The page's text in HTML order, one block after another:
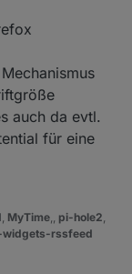
auch da evtl.
für eine
, MyTime,, pi-hole2,
rssfeed